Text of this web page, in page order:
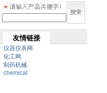
友情链接
仪器仪表网
化工网
制药机械
chemical